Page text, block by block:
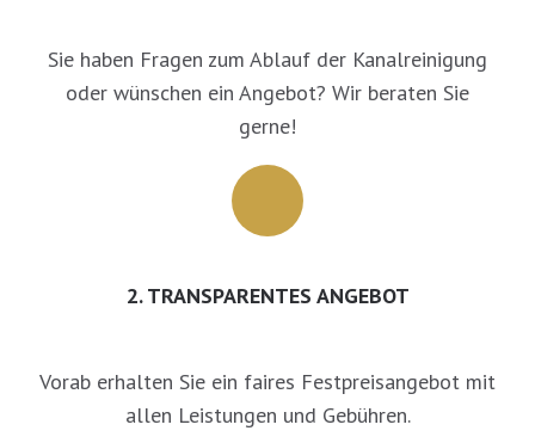
Sie haben Fragen zum Ablauf der Kanalreinigung
oder wünschen ein Angebot? Wir beraten Sie
gerne!
2. TRANSPARENTES ANGEBOT
Vorab erhalten Sie ein faires Festpreisangebot mit
allen Leistungen und Gebühren.